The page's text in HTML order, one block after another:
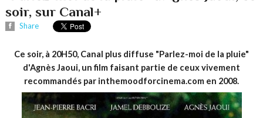
soir, sur Canal+
Share
Ce soir, à 20H50, Canal plus diffuse "Parlez-moi de la pluie"
d'Agnès Jaoui, un film faisant partie de ceux vivement
recommandés par inthemoodforcinema.com en 2008.